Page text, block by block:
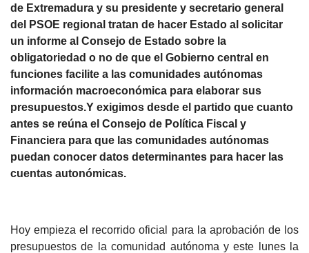
de Extremadura y su presidente y secretario general
del PSOE regional tratan de hacer Estado al solicitar
un informe al Consejo de Estado sobre la
obligatoriedad o no de que el Gobierno central en
funciones facilite a las comunidades autónomas
información macroeconómica para elaborar sus
presupuestos.Y exigimos desde el partido que cuanto
antes se reúna el Consejo de Política Fiscal y
Financiera para que las comunidades autónomas
puedan conocer datos determinantes para hacer las
cuentas autonómicas.
Hoy empieza el recorrido oficial para la aprobación de los
presupuestos de la comunidad autónoma y este lunes la